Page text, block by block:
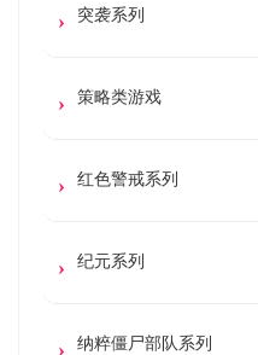
突袭系列
策略类游戏
红色警戒系列
纪元系列
纳粹僵尸部队系列